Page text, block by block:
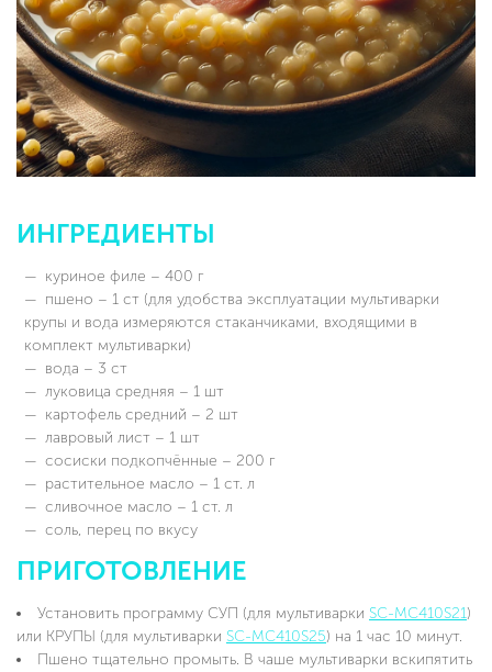
ИНГРЕДИЕНТЫ
куриное филе – 400 г
пшено – 1 ст (для удобства эксплуатации мультиварки
крупы и вода измеряются стаканчиками, входящими в
комплект мультиварки)
вода – 3 ст
луковица средняя – 1 шт
картофель средний – 2 шт
лавровый лист – 1 шт
сосиски подкопчённые – 200 г
растительное масло – 1 ст. л
сливочное масло – 1 ст. л
соль, перец по вкусу
ПРИГОТОВЛЕНИЕ
Установить программу СУП (для мультиварки SC-MC410S21)
или КРУПЫ (для мультиварки SC-MC410S25) на 1 час 10 минут.
Пшено тщательно промыть. В чаше мультиварки вскипятить